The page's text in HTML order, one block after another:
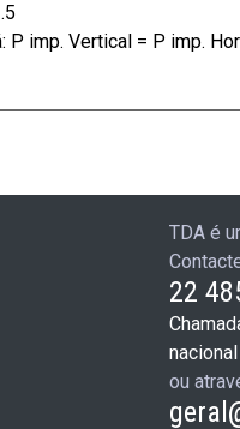
imp. Vertical = P imp.
TDA é
22
nacional
ou